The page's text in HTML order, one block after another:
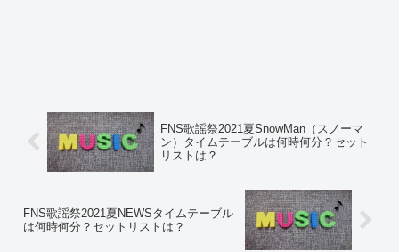
FNS歌謡祭2021夏SnowMan（スノーマ
ン）タイムテーブルは何時何分？セット
リストは？
FNS歌謡祭2021夏NEWSタイムテーブル
は何時何分？セットリストは？